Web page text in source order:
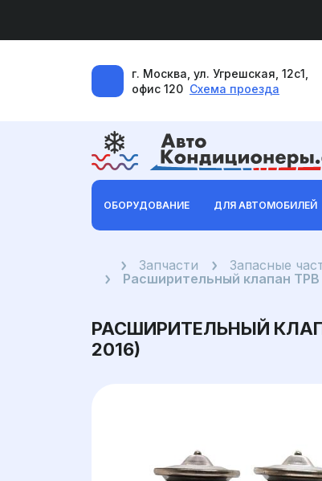
г. Москва, ул. Угрешская, 12с1,
офис 120 Схема проезда
ОБОРУДОВАНИЕ ДЛЯ АВТОМОБИЛЕЙ
ГлавнаяЗапчасти Запасные
Расширительный клапан
РАСШИРИТЕЛЬНЫЙ
2016)